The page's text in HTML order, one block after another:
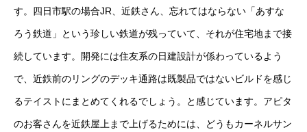
す。四日市駅の場合JR、近鉄さん、忘れてはならない「あすな
ろう鉄道」という珍しい鉄道が残っていて、それが住宅地まで接
続しています。開発には住友系の日建設計が係わっているよう
で、近鉄前のリングのデッキ通路は既製品ではないビルドを感じ
るテイストにまとめてくれるでしょう。と感じています。アピタ
のお客さんを近鉄屋上まで上げるためには、どうもカーネルサン